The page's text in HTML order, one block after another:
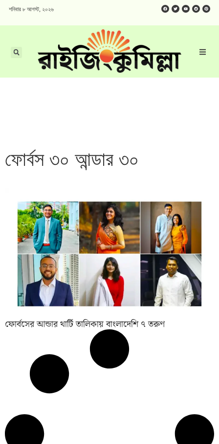
শনিবার ৮ আগস্ট, ২০২৬
ফোর্বস ৩০ আন্ডার ৩০
ফোর্বসের আন্ডার থার্টি তালিকায় বাংলাদেশি ৭ তরুণ